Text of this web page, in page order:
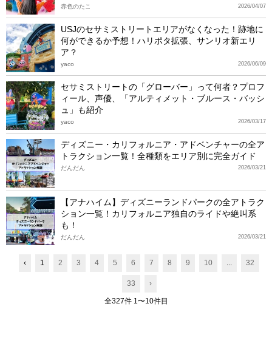
2026/04/07
赤色のたこ
USJのセサミストリートエリアがなくなった！跡地に
何ができるか予想！ハリポタ拡張、サンリオ新エリ
ア？
2026/06/09
yaco
セサミストリートの「グローバー」って何者？プロフ
ィール、声優、「アルティメット・ブルース・バッシ
ュ」も紹介
2026/03/17
yaco
ディズニー・カリフォルニア・アドベンチャーの全ア
トラクション一覧！全種類をエリア別に完全ガイド
2026/03/21
だんだん
【アナハイム】ディズニーランドパークの全アトラク
ション一覧！カリフォルニア独自のライドや絶叫系
も！
2026/03/21
だんだん
‹ 1 2 3 4 5 6 7 8 9 10 ... 32
33 ›
全327件 1〜10件目